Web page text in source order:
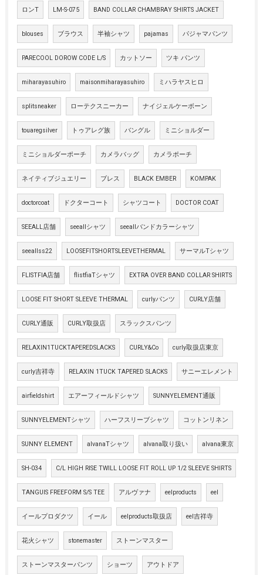
ロンT LM-S-075 BAND COLLAR CHAMBRAY SHIRTS JACKET
blouses ブラウス 半袖シャツ pajamas パジャマパンツ
PARECOOL DOROW CODE L/S カットソー ツキ パンツ
miharayasuhiro maisonmiharayasuhiro ミハラヤスヒロ
splitsneaker ローテクスニーカー ナイジェルケーボーン
touaregsilver トゥアレグ族 バングル ミニショルダー
ミニショルダーポーチ カメラバッグ カメラポーチ
ネイティブジュエリー ブレス BLACK EMBER KOMPAK
doctorcoat ドクターコート シャツコート DOCTOR COAT
SEEALL店舗 seeallシャツ seeallバンドカラーシャツ
seeallss22 LOOSEFITSHORTSLEEVETHERMAL サーマルTシャツ
FLISTFIA店舗 flistfiaTシャツ EXTRA OVER BAND COLLAR SHIRTS
LOOSE FIT SHORT SLEEVE THERMAL curlyパンツ CURLY店舗
CURLY通販 CURLY取扱店 スラックスパンツ
RELAXIN1TUCKTAPEREDSLACKS CURLY&Co curly取扱店東京
curly吉祥寺 RELAXIN 1TUCK TAPERED SLACKS サニーエレメント
airfieldshirt エアーフィールドシャツ SUNNYELEMENT通販
SUNNYELEMENTシャツ ハーフスリーブシャツ コットンリネン
SUNNY ELEMENT alvanaTシャツ alvana取り扱い alvana東京
SH-034 C/L HIGH RISE TWILL LOOSE FIT ROLL UP 1/2 SLEEVE SHIRTS
TANGUIS FREEFORM S/S TEE アルヴァナ eelproducts eel
イールプロダクツ イール eelproducts取扱店 eel吉祥寺
花火シャツ stonemaster ストーンマスター
ストーンマスターパンツ ショーツ アウトドア